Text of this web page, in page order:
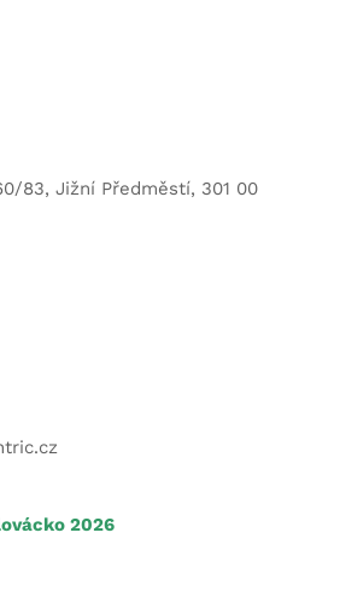
83, Jižní Předměstí, 301 00
2026